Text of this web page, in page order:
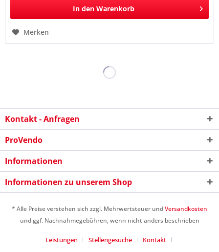
In den Warenkorb
Merken
Kontakt - Anfragen
ProVendo
Informationen
Informationen zu unserem Shop
* Alle Preise verstehen sich zzgl. Mehrwertsteuer undVersandkosten
und ggf. Nachnahmegebühren, wenn nicht anders beschrieben
Leistungen Stellengesuche
Kontakt